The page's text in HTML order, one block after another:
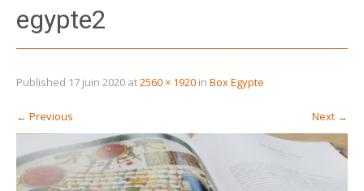
egypte2
Published 17 juin 2020 at2560 × 1920 in Box Egypte
← Previous Next →